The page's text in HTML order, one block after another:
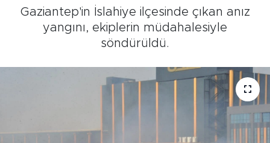
Gaziantep'in İslahiye ilçesinde çıkan anız
yangını, ekiplerin müdahalesiyle
söndürüldü.
Haber Arşivi